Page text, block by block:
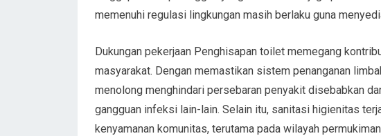
memenuhi regulasi lingkungan masih berlaku guna
Dukungan pekerjaan Penghisapan toilet memegang
masyarakat. Dengan memastikan sistem penanganan
menolong menghindari persebaran penyakit disebabkan
gangguan infeksi lain-lain. Selain itu, sanitasi higienitas
kenyamanan komunitas, terutama pada wilayah